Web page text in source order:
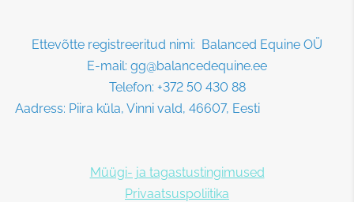
Ettevõtte registreeritud nimi: Balanced Equine OÜ
E-mail: gg@balancedequine.ee
Telefon: +372 50 430 88
Aadress: Piira küla, Vinni vald, 46607, Eesti
Müügi- ja tagastustingimused
Privaatsuspoliitika